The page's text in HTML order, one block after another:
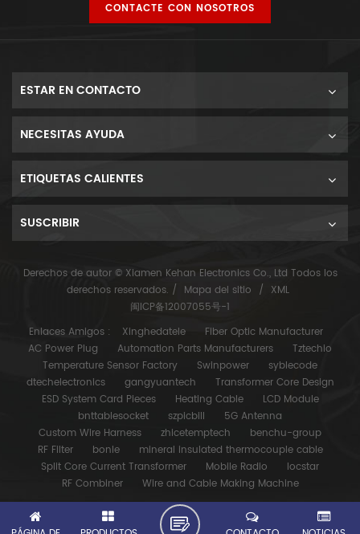
CONTACTE CON NOSOTROS
ESTAR EN CONTACTO
NECESITAS AYUDA
ETIQUETAS CALIENTES
SUSCRIBIR
Derechos de autor © Xiamen Kehan Electronics Co., Ltd Todos los
derechos reservados. / Mapa del sitio / XML
闽ICP备12007055号-1
Enlaces Amigos :
Xinghedatele
Fiber Optic Manufacturer
AC Power Plug
Automation Parts Manufacturers
Tztechio
Temperature Sensor Factory
Swinpower
syblecode
dtechelectronics
gangyuantech
Transformer Core Design
ESD System Card Pieces
Heating Cable
LCD Module
bnttablesocket
szpicbill
5G Antenna
Custom Wire Harness
zhicetemptech
benchu-group
RF Filter
bonle
mineral insulated thermocouple cable
Split Core Current Transformer
Mobile Radio
locstar
RF Combiner
Wire and Cable Making Machine